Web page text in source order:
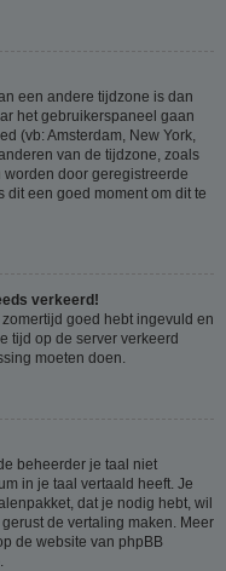
een andere tijdzone is dan
het gebruikerspaneel gaan
(vb: Amsterdam, New York,
van de tijdzone, zoals
door geregistreerde
dit een goed moment om dit te
verkeerd!
goed hebt ingevuld en
tijd op de server verkeerd
moeten doen.
beheerder je taal niet
in je taal vertaald heeft. Je
dat je nodig hebt, wil
de vertaling maken. Meer
de website van phpBB